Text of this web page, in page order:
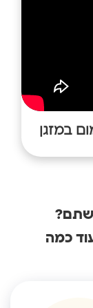
במזגן
כמה